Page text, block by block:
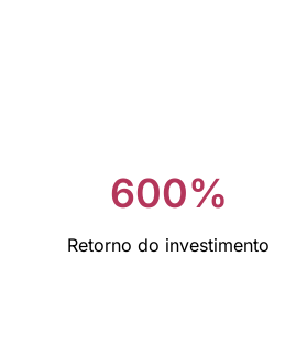
600%
Retorno do investimento